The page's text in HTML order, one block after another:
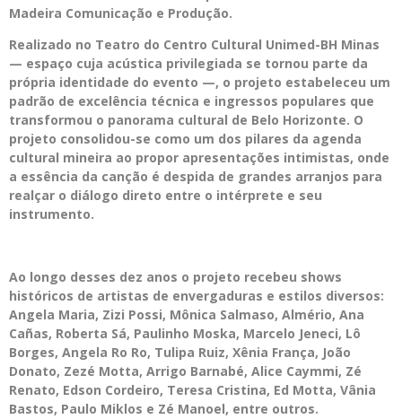
Madeira Comunicação e Produção.
Realizado no Teatro do Centro Cultural Unimed-BH Minas
— espaço cuja acústica privilegiada se tornou parte da
própria identidade do evento —, o projeto estabeleceu um
padrão de excelência técnica e ingressos populares que
transformou o panorama cultural de Belo Horizonte. O
projeto consolidou-se como um dos pilares da agenda
cultural mineira ao propor apresentações intimistas, onde
a essência da canção é despida de grandes arranjos para
realçar o diálogo direto entre o intérprete e seu
instrumento.
Ao longo desses dez anos o projeto recebeu shows
históricos de artistas de envergaduras e estilos diversos:
Angela Maria, Zizi Possi, Mônica Salmaso, Almério, Ana
Cañas, Roberta Sá, Paulinho Moska, Marcelo Jeneci, Lô
Borges, Angela Ro Ro, Tulipa Ruiz, Xênia França, João
Donato, Zezé Motta, Arrigo Barnabé, Alice Caymmi, Zé
Renato, Edson Cordeiro, Teresa Cristina, Ed Motta, Vânia
Bastos, Paulo Miklos e Zé Manoel, entre outros.